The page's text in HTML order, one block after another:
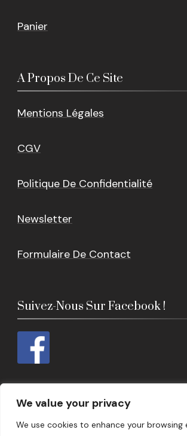
We value your privacy
We use cookies to enhance your browsing
Panier
A Propos De Ce Site
Mentions Légales
CGV
Politique De Confidentialité
Newsletter
Formulaire De Contact
Suivez-Nous Sur Facebook !